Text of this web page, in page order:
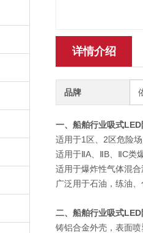
详情介绍
品牌
一、 船舶行业吸式
适用于1区、2区危险
适用于ⅡA、ⅡB、ⅡC类
适用于爆炸性气体混
广泛用于石油，练油
二、 船舶行业吸式
铸铝合金外壳，表面